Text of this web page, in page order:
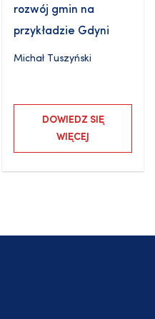
rozwój gmin na
przykładzie Gdyni
Michał Tuszyński
DOWIEDZ SIĘ
WIĘCEJ